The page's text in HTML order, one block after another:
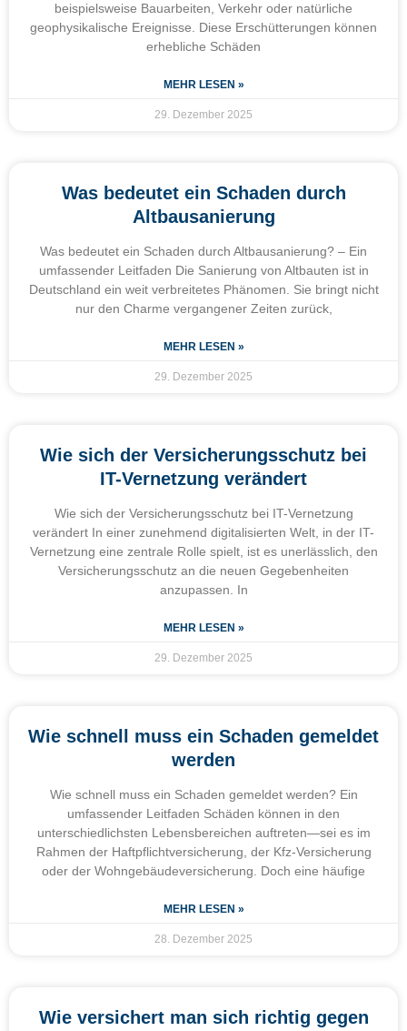
beispielsweise Bauarbeiten, Verkehr oder natürliche
geophysikalische Ereignisse. Diese Erschütterungen können
erhebliche Schäden
MEHR LESEN »
29. Dezember 2025
Was bedeutet ein Schaden durch
Altbausanierung
Was bedeutet ein Schaden durch Altbausanierung? – Ein
umfassender Leitfaden Die Sanierung von Altbauten ist in
Deutschland ein weit verbreitetes Phänomen. Sie bringt nicht
nur den Charme vergangener Zeiten zurück,
MEHR LESEN »
29. Dezember 2025
Wie sich der Versicherungsschutz bei
IT-Vernetzung verändert
Wie sich der Versicherungsschutz bei IT-Vernetzung
verändert In einer zunehmend digitalisierten Welt, in der IT-
Vernetzung eine zentrale Rolle spielt, ist es unerlässlich, den
Versicherungsschutz an die neuen Gegebenheiten
anzupassen. In
MEHR LESEN »
29. Dezember 2025
Wie schnell muss ein Schaden gemeldet
werden
Wie schnell muss ein Schaden gemeldet werden? Ein
umfassender Leitfaden Schäden können in den
unterschiedlichsten Lebensbereichen auftreten—sei es im
Rahmen der Haftpflichtversicherung, der Kfz-Versicherung
oder der Wohngebäudeversicherung. Doch eine häufige
MEHR LESEN »
28. Dezember 2025
Wie versichert man sich richtig gegen